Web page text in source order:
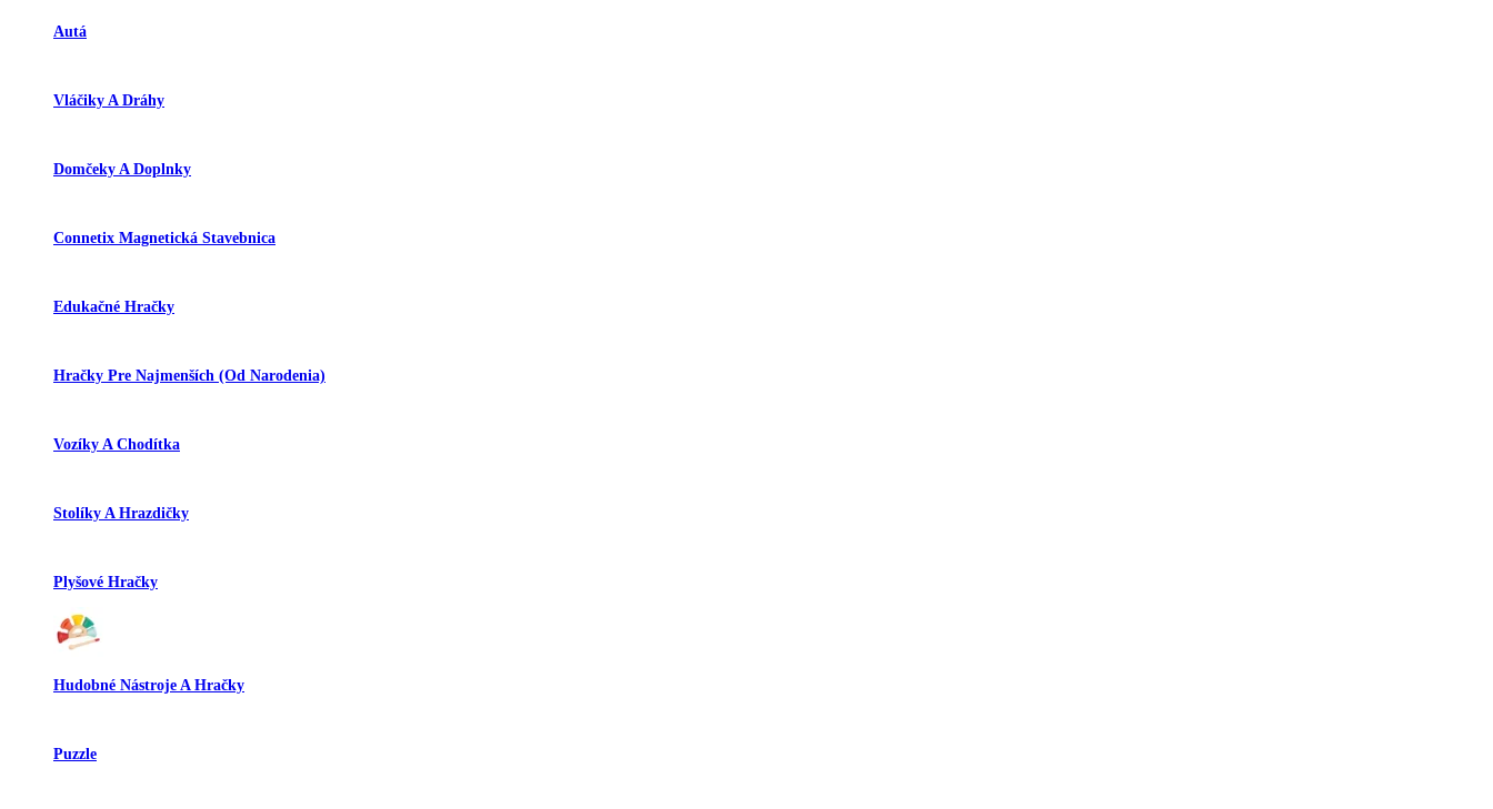
Autá
Vláčiky A Dráhy
Domčeky A Doplnky
Connetix Magnetická Stavebnica
Edukačné Hračky
Hračky Pre Najmenších (od Narodenia)
Vozíky A Chodítka
Stolíky A Hrazdičky
Plyšové Hračky
Hudobné Nástroje A Hračky
Puzzle